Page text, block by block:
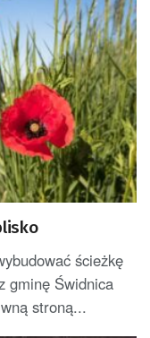
ścieżkę
gminę Świdnica
stroną...